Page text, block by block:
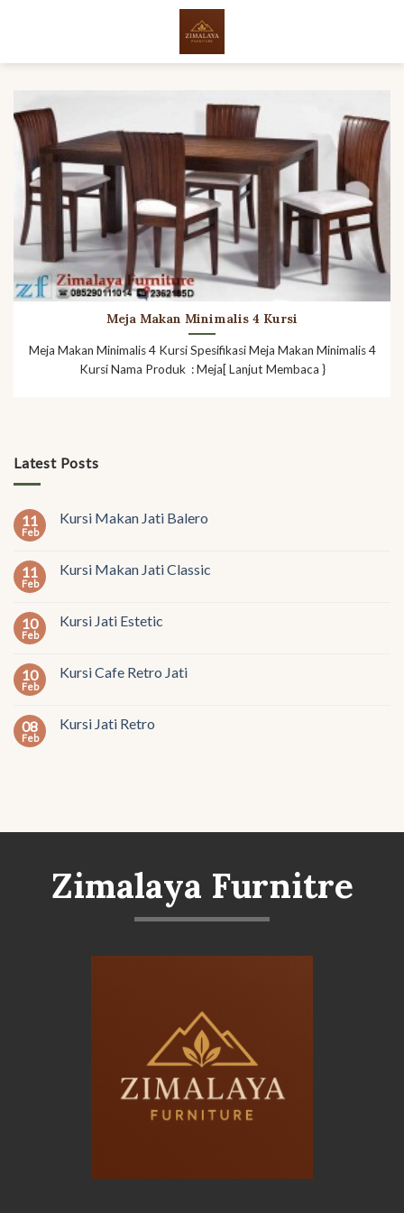
Latest Posts
11
Feb
Kursi Makan Jati Balero
11
Feb
Kursi Makan Jati Classic
10
Feb
Kursi Jati Estetic
10
Feb
Kursi Cafe Retro Jati
08
Feb
Kursi Jati Retro
Meja Makan Minimalis 4 Kursi
Meja Makan Minimalis 4 Kursi Spesifikasi Meja Makan Minimalis 4
Kursi Nama Produk : Meja[ Lanjut Membaca }
Zimalaya Furnitre